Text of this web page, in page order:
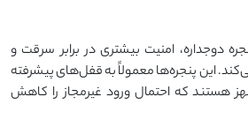
دوجداره، امنیت بیشتری در برابر سرقت و
این پنجره‌ها معمولاً به قفل‌های پیشرفته
که احتمال ورود غیرمجاز را کاهش